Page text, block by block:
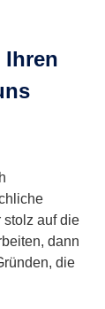
Ihren
stolz auf die
dann
die